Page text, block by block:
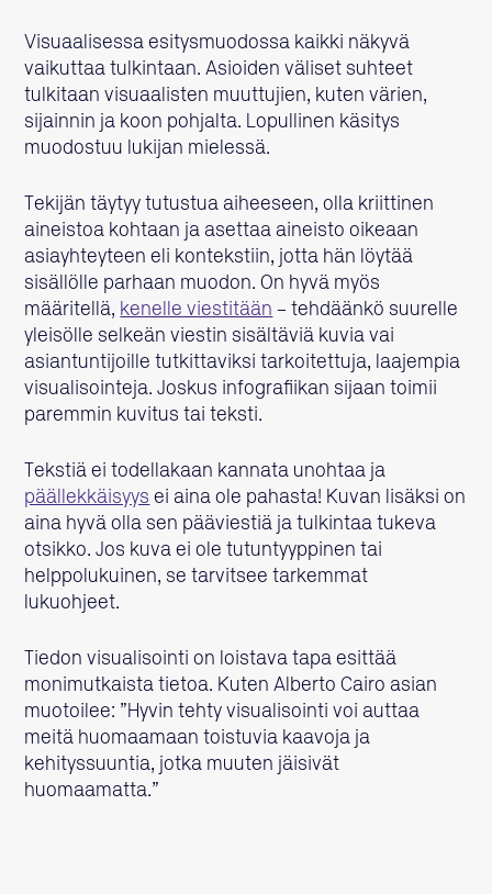
Visuaalisessa esitysmuodossa kaikki näkyvä
vaikuttaa tulkintaan. Asioiden väliset suhteet
tulkitaan visuaalisten muuttujien, kuten värien,
sijainnin ja koon pohjalta. Lopullinen käsitys
muodostuu lukijan mielessä.
Tekijän täytyy tutustua aiheeseen, olla kriittinen
aineistoa kohtaan ja asettaa aineisto oikeaan
asiayhteyteen eli kontekstiin, jotta hän löytää
sisällölle parhaan muodon. On hyvä myös
määritellä, kenelle viestitään – tehdäänkö suurelle
yleisölle selkeän viestin sisältäviä kuvia vai
asiantuntijoille tutkittaviksi tarkoitettuja, laajempia
visualisointeja. Joskus infografiikan sijaan toimii
paremmin kuvitus tai teksti.
Tekstiä ei todellakaan kannata unohtaa ja
päällekkäisyys ei aina ole pahasta! Kuvan lisäksi on
aina hyvä olla sen pääviestiä ja tulkintaa tukeva
otsikko. Jos kuva ei ole tutuntyyppinen tai
helppolukuinen, se tarvitsee tarkemmat
lukuohjeet.
Tiedon visualisointi on loistava tapa esittää
monimutkaista tietoa. Kuten Alberto Cairo asian
muotoilee: ”Hyvin tehty visualisointi voi auttaa
meitä huomaamaan toistuvia kaavoja ja
kehityssuuntia, jotka muuten jäisivät
huomaamatta.”